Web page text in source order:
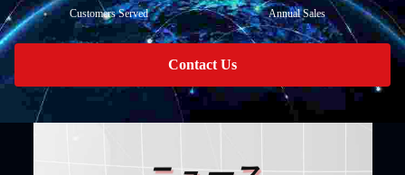
Customers Served Annual Sales
Contact Us